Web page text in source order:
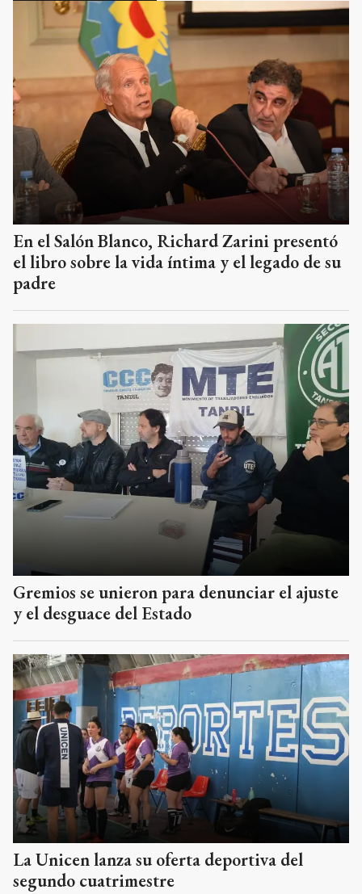
En el Salón Blanco, Richard Zarini presentó
el libro sobre la vida íntima y el legado de su
padre
Gremios se unieron para denunciar el ajuste
y el desguace del Estado
La Unicen lanza su oferta deportiva del
segundo cuatrimestre